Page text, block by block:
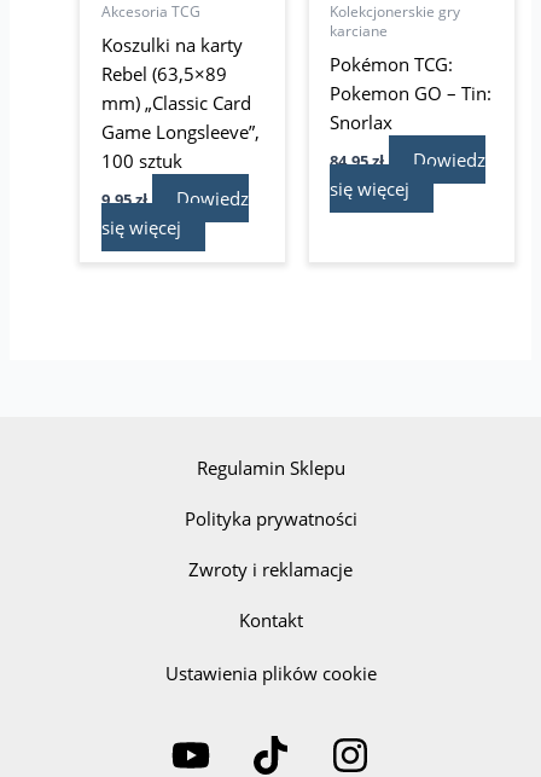
Akcesoria TCG
Koszulki na karty
Rebel (63,5×89
mm) „Classic Card
Game Longsleeve”,
100 sztuk
9,95zł
Dowiedz
się więcej
Kolekcjonerskie gry
karciane
Pokémon TCG:
Pokemon GO – Tin:
Snorlax
84,95zł
Dowiedz
się więcej
Regulamin Sklepu
Polityka prywatności
Zwroty i reklamacje
Kontakt
Ustawienia plików cookie